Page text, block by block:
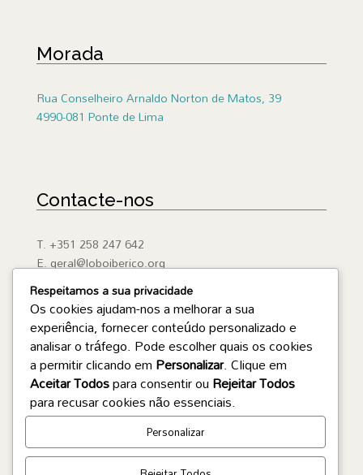
Morada
Rua Conselheiro Arnaldo Norton de Matos, 39
4990-081 Ponte de Lima
Contacte-nos
T. +351 258 247 642
E. geral@loboiberico.org
Ligações Úteis
ICNF
Lobo Ibérico
SEPNAGNR
Respeitamos a sua privacidade
Os cookies ajudam-nos a melhorar a sua
experiência, fornecer conteúdo personalizado e
analisar o tráfego. Pode escolher quais os cookies
a permitir clicando emPersonalizar. Clique em
Aceitar Todospara consentir ouRejeitar Todos
para recusar cookies não essenciais.
Personalizar